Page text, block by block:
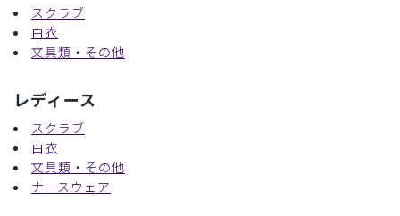
スクラブ
白衣
文具類・その他
レディース
スクラブ
白衣
文具類・その他
ナースウェア